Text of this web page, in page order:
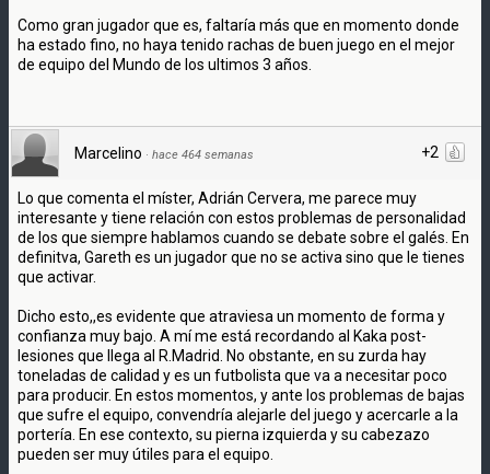
Como gran jugador que es, faltaría más que en momento donde
ha estado fino, no haya tenido rachas de buen juego en el mejor
de equipo del Mundo de los ultimos 3 años.
+2
Marcelino · hace 464 semanas
Lo que comenta el míster, Adrián Cervera, me parece muy
interesante y tiene relación con estos problemas de personalidad
de los que siempre hablamos cuando se debate sobre el galés. En
definitva, Gareth es un jugador que no se activa sino que le tienes
que activar.
Dicho esto,,es evidente que atraviesa un momento de forma y
confianza muy bajo. A mí me está recordando al Kaka post-
lesiones que llega al R.Madrid. No obstante, en su zurda hay
toneladas de calidad y es un futbolista que va a necesitar poco
para producir. En estos momentos, y ante los problemas de bajas
que sufre el equipo, convendría alejarle del juego y acercarle a la
portería. En ese contexto, su pierna izquierda y su cabezazo
pueden ser muy útiles para el equipo.